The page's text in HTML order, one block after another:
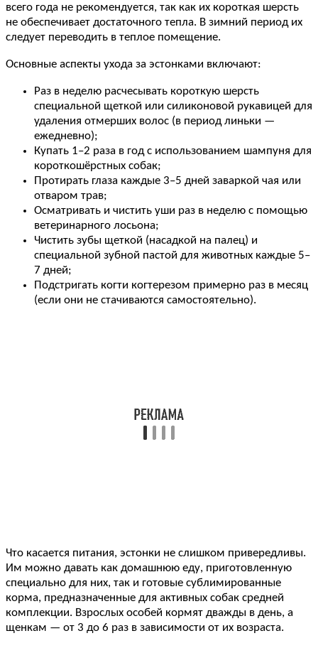
всего года не рекомендуется, так как их короткая шерсть
не обеспечивает достаточного тепла. В зимний период их
следует переводить в теплое помещение.
Основные аспекты ухода за эстонками включают:
Раз в неделю расчесывать короткую шерсть
специальной щеткой или силиконовой рукавицей для
удаления отмерших волос (в период линьки —
ежедневно);
Купать 1–2 раза в год с использованием шампуня для
короткошёрстных собак;
Протирать глаза каждые 3–5 дней заваркой чая или
отваром трав;
Осматривать и чистить уши раз в неделю с помощью
ветеринарного лосьона;
Чистить зубы щеткой (насадкой на палец) и
специальной зубной пастой для животных каждые 5–
7 дней;
Подстригать когти когтерезом примерно раз в месяц
(если они не стачиваются самостоятельно).
Что касается питания, эстонки не слишком привередливы.
Им можно давать как домашнюю еду, приготовленную
специально для них, так и готовые сублимированные
корма, предназначенные для активных собак средней
комплекции. Взрослых особей кормят дважды в день, а
щенкам — от 3 до 6 раз в зависимости от их возраста.